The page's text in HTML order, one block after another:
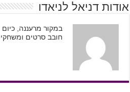
אודות דניאל לניאדו
במקור מרעננה, כיום
חובב סרטים